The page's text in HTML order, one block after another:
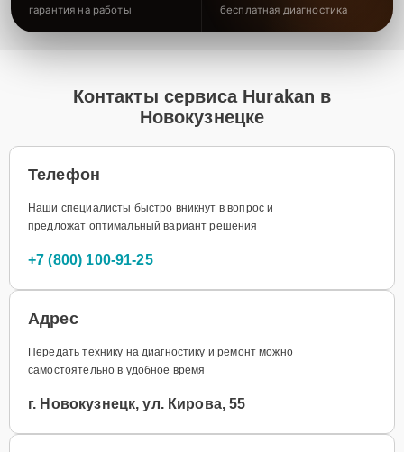
гарантия на работы бесплатная диагностика
Контакты сервиса Hurakan в
Новокузнецке
Телефон
Наши специалисты быстро вникнут в вопрос и
предложат оптимальный вариант решения
+7 (800) 100-91-25
Адрес
Передать технику на диагностику и ремонт можно
самостоятельно в удобное время
г. Новокузнецк, ул. Кирова, 55